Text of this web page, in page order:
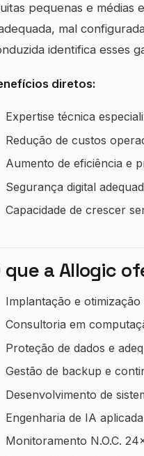
pequenas e médias
mal
identifica esses
diretos:
Expertise técnica
Redução de custos
Aumento de eficiência e
Segurança digital
Capacidade de crescer
que a Allogic
Implantação e
Consultoria em
Proteção de dados e
Gestão de backup e
Desenvolvimento de
Engenharia de IA
Monitoramento N.O.C.